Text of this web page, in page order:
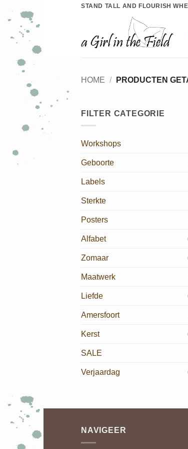
STAND TALL AND FLOURISH
HOME / PRODUCTEN
FILTER CATEGORIE
Workshops
Geboorte
Labels
Sterkte
Posters
Alfabet
Zomaar
Maatwerk
Liefde
Amersfoort
Kerst
SALE
Verjaardag
NAVIGEER